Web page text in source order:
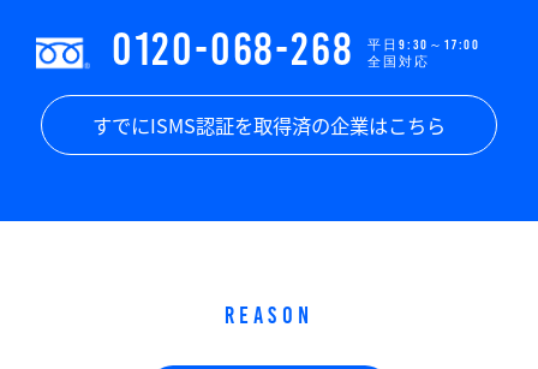
0120-068-268
平日9:30～17:00
全国対応
すでにISMS認証を取得済の企業はこちら
REASON